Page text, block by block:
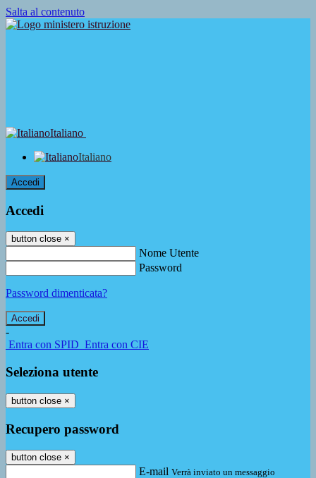
Salta al contenuto
Italiano
Italiano
Accedi
Accedi
button close ×
Nome Utente
Password
Password dimenticata?
-
Entra con SPID Entra con CIE
Seleziona utente
button close ×
Recupero password
button close ×
E-mail Verrà inviato un messaggio